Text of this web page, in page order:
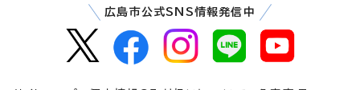
広島市公式SNS情報発信中